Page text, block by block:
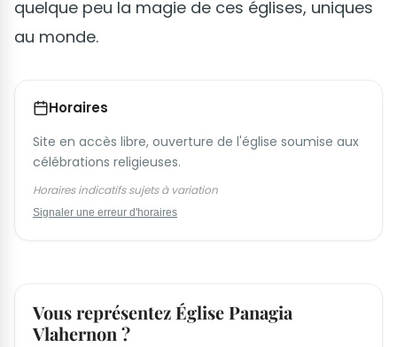
quelque peu la magie de ces églises, uniques
au monde.
Horaires
Site en accès libre, ouverture de l'église soumise aux
célébrations religieuses.
Horaires indicatifs sujets à variation
Signaler une erreur d'horaires
Vous représentez Église Panagia
Vlahernon ?